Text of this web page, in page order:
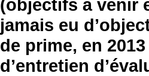
(objectifs à venir
jamais eu
de prime, en
d’entretien